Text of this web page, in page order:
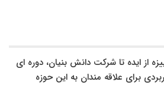
از ایده تا شرکت دانش بنیان، دوره ای
برای علاقه مندان به این حوزه